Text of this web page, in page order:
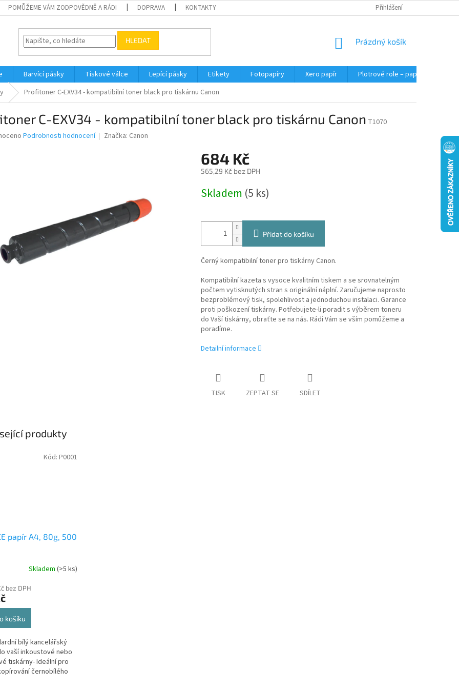
POMŮŽEME VÁM ZODPOVĚDNĚ A RÁDI DOPRAVA KONTAKTY Přihlášení
HLEDAT
NÁKUPNÍ
Prázdný košík
Barvící pásky Tiskové válce Lepící pásky Etikety Fotopapíry Xero papír
Plotrové role – papír do plotru
Profitoner C-EXV34 - kompatibilní toner black pro tiskárnu Canon
C-EXV34 - kompatibilní toner black pro tiskárnu Canon T1070
Podrobnosti hodnocení Značka: Canon
684 Kč
565,29 Kč bez DPH
cena:
Skladem (5 ks)
Přidat do košíku
Černý kompatibilní toner pro tiskárny Canon.
Kompatibilní kazeta s vysoce kvalitním tiskem a se srovnatelným
počtem vytisknutých stran s originální náplní. Zaručujeme naprosto
bezproblémový tisk, spolehlivost a jednoduchou instalaci. Garance
proti poškození tiskárny. Potřebujete-li poradit s výběrem toneru
do Vaší tiskárny, obraťte se na nás. Rádi Vám se vším pomůžeme a
poradíme.
Detailní informace
TISK ZEPTAT SE SDÍLET
produkty
papír A4, 80g, 500
Skladem (>5 ks)
bez DPH
košíku
bílý kancelářský
vaší inkoustové nebo
tiskárny- Ideální pro
černobílého
Kód: P0001